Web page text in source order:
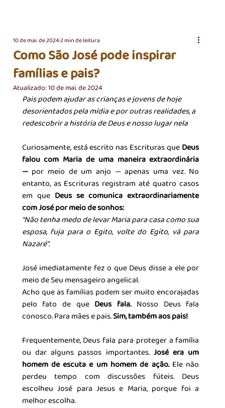
Como São José pode inspirar
famílias e pais?
10 de mai. de 20242 min de leitura
Atualizado:10 de mai. de 2024
Pais podem ajudar as crianças e jovens de hoje
desorientados pela mídia e por outras realidades, a
redescobrir a história de Deus e nosso lugar nela
Curiosamente, está escrito nas Escrituras que Deus
falou com Maria de uma maneira extraordinária
— por meio de um anjo — apenas uma vez. No
entanto, as Escrituras registram até quatro casos
em que Deus se comunica extraordinariamente
com José por meio de sonhos:
“Não tenha medo de levar Maria para casa como sua
esposa, fuja para o Egito, volte do Egito, vá para
Nazaré”.
José imediatamente fez o que Deus disse a ele por
meio de Seu mensageiro angelical.
Acho que as famílias podem ser muito encorajadas
pelo fato de que Deus fala. Nosso Deus fala
conosco. Para mães e pais. Sim, também aos pais!
Frequentemente, Deus fala para proteger a família
ou dar alguns passos importantes. José era um
homem de escuta e um homem de ação. Ele não
perdeu tempo com discussões fúteis. Deus
escolheu José para Jesus e Maria, porque foi a
melhor escolha.